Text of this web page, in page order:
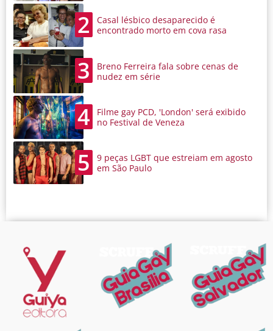
2
Casal lésbico desaparecido é
encontrado morto em cova rasa
3
Breno Ferreira fala sobre cenas de
nudez em série
4
Filme gay PCD, 'London' será exibido
no Festival de Veneza
5
9 peças LGBT que estreiam em agosto
em São Paulo